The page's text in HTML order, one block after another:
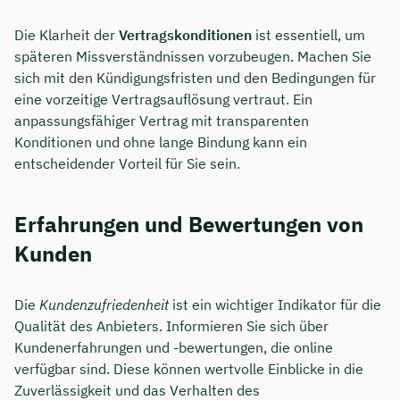
Die Klarheit der Vertragskonditionen ist essentiell, um
späteren Missverständnissen vorzubeugen. Machen Sie
sich mit den Kündigungsfristen und den Bedingungen für
eine vorzeitige Vertragsauflösung vertraut. Ein
anpassungsfähiger Vertrag mit transparenten
Konditionen und ohne lange Bindung kann ein
entscheidender Vorteil für Sie sein.
Erfahrungen und Bewertungen von
Kunden
Die Kundenzufriedenheitist ein wichtiger Indikator für die
Qualität des Anbieters. Informieren Sie sich über
Kundenerfahrungen und -bewertungen, die online
verfügbar sind. Diese können wertvolle Einblicke in die
Zuverlässigkeit und das Verhalten des